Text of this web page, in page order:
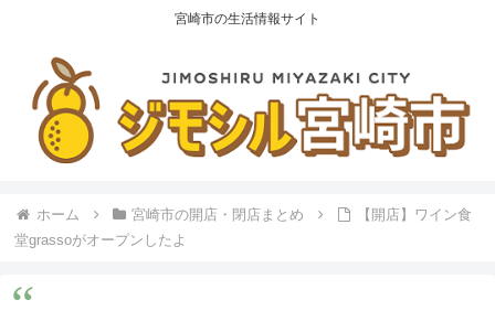
宮崎市の生活情報サイト
ホーム 宮崎市の開店・閉店まとめ
【開店】ワイン食
堂grassoがオープンしたよ